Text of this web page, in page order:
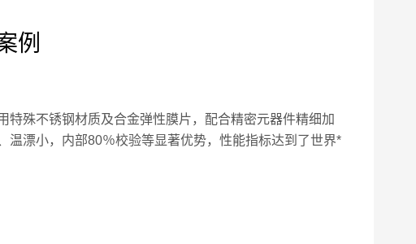
例
特殊不锈钢材质及合金弹性膜片，配合精密元器件精细加
漂小，内部80％校验等显著优势，性能指标达到了世界*